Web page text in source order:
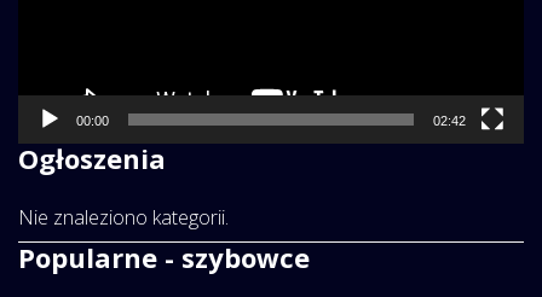
00:00 02:42
Ogłoszenia
Nie znaleziono kategorii.
Popularne - szybowce